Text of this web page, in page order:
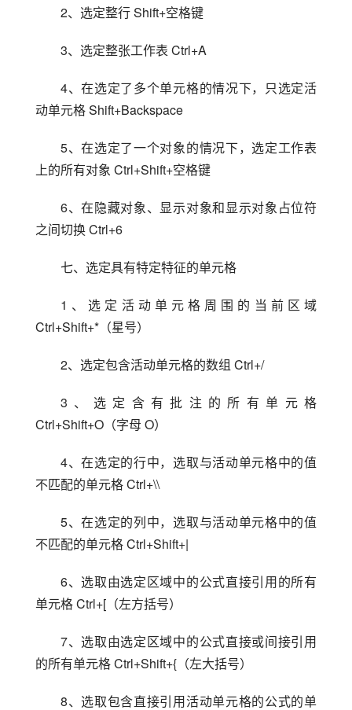
2、选定整行 Shift+空格键
3、选定整张工作表 Ctrl+A
4、在选定了多个单元格的情况下，只选定活
动单元格 Shift+Backspace
5、在选定了一个对象的情况下，选定工作表
上的所有对象 Ctrl+Shift+空格键
6、在隐藏对象、显示对象和显示对象占位符
之间切换 Ctrl+6
七、选定具有特定特征的单元格
1、选定活动单元格周围的当前区域
Ctrl+Shift+*（星号）
2、选定包含活动单元格的数组 Ctrl+/
3、选定含有批注的所有单元格
Ctrl+Shift+O（字母 O）
4、在选定的行中，选取与活动单元格中的值
不匹配的单元格 Ctrl+\\
5、在选定的列中，选取与活动单元格中的值
不匹配的单元格 Ctrl+Shift+|
6、选取由选定区域中的公式直接引用的所有
单元格 Ctrl+[（左方括号）
7、选取由选定区域中的公式直接或间接引用
的所有单元格 Ctrl+Shift+{（左大括号）
8、选取包含直接引用活动单元格的公式的单